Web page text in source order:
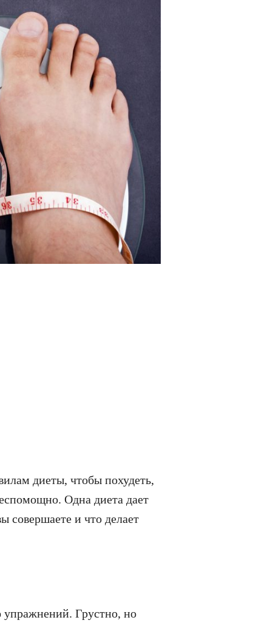
диеты, чтобы похудеть,
Одна диета дает
совершаете и что делает
упражнений. Грустно, но